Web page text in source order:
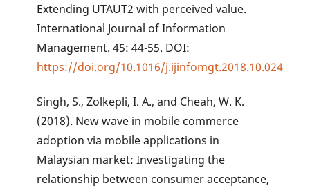
Extending UTAUT2 with perceived value.
International Journal of Information
Management. 45: 44-55. DOI:
https://doi.org/10.1016/j.ijinfomgt.2018.10.024
Singh, S., Zolkepli, I. A., and Cheah, W. K.
(2018). New wave in mobile commerce
adoption via mobile applications in
Malaysian market: Investigating the
relationship between consumer acceptance,